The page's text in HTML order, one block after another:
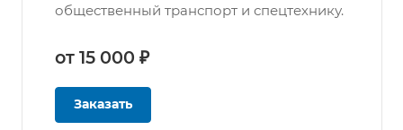
общественный транспорт и спецтехнику.
от 15 000 ₽
Заказать